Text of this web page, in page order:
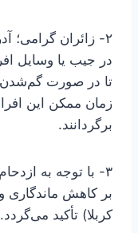
۲- زائران گرامی؛
در جیب یا وسایل
تا در صورت گم‌شدن،
زمان ممکن این
برگردانند.
۳- با توجه به
بر کاهش
کربلا) تأکید می‌گردد.